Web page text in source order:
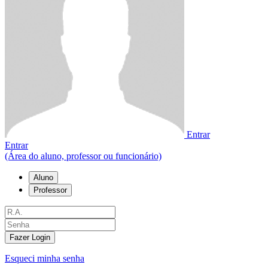
Entrar
Entrar
(Área do aluno, professor ou funcionário)
Aluno
Professor
Fazer Login
Esqueci minha senha